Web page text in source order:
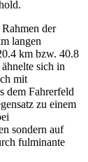
der
langen
km bzw. 40.8
sich in
mit
dem Fahrerfeld
zu einem
sondern auf
fulminante